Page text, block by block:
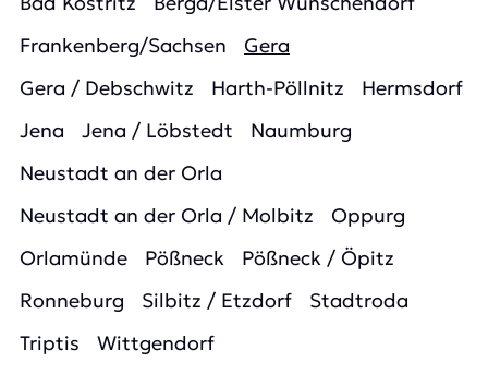
Frankenberg/Sachsen
Gera
Gera / Debschwitz
Harth-Pöllnitz
Hermsdorf
Jena
Jena / Löbstedt
Naumburg
Neustadt an der Orla
Neustadt an der Orla / Molbitz
Oppurg
Orlamünde
Pößneck
Pößneck / Öpitz
Ronneburg
Silbitz / Etzdorf
Stadtroda
Triptis
Wittgendorf